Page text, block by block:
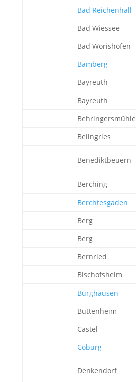
Bad Reichenhall
Bad Wiessee
Bad Wörishofen
Bamberg
Bayreuth
Bayreuth
Behringersmühle
Beilngries
Benediktbeuern
Berching
Berchtesgaden
Berg
Berg
Bernried
Bischofsheim
Burghausen
Buttenheim
Castel
Coburg
Denkendorf